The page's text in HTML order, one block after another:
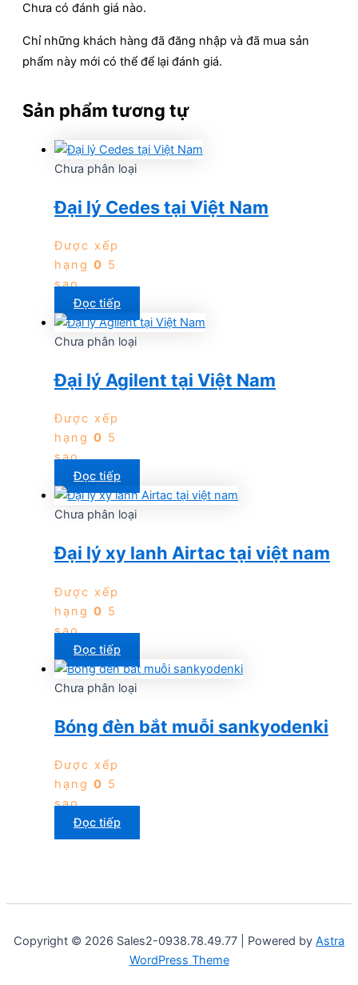
Chưa có đánh giá nào.
Chỉ những khách hàng đã đăng nhập và đã mua sản
phẩm này mới có thể để lại đánh giá.
Sản phẩm tương tự
Chưa phân loại
Đại lý Cedes tại Việt Nam
Được xếp
hạng 0 5
sao
Đọc tiếp
Chưa phân loại
Đại lý Agilent tại Việt Nam
Được xếp
hạng 0 5
sao
Đọc tiếp
Chưa phân loại
Đại lý xy lanh Airtac tại việt nam
Được xếp
hạng 0 5
sao
Đọc tiếp
Chưa phân loại
Bóng đèn bắt muỗi sankyodenki
Được xếp
hạng 0 5
sao
Đọc tiếp
Copyright © 2026 Sales2-0938.78.49.77 | Powered by Astra
WordPress Theme